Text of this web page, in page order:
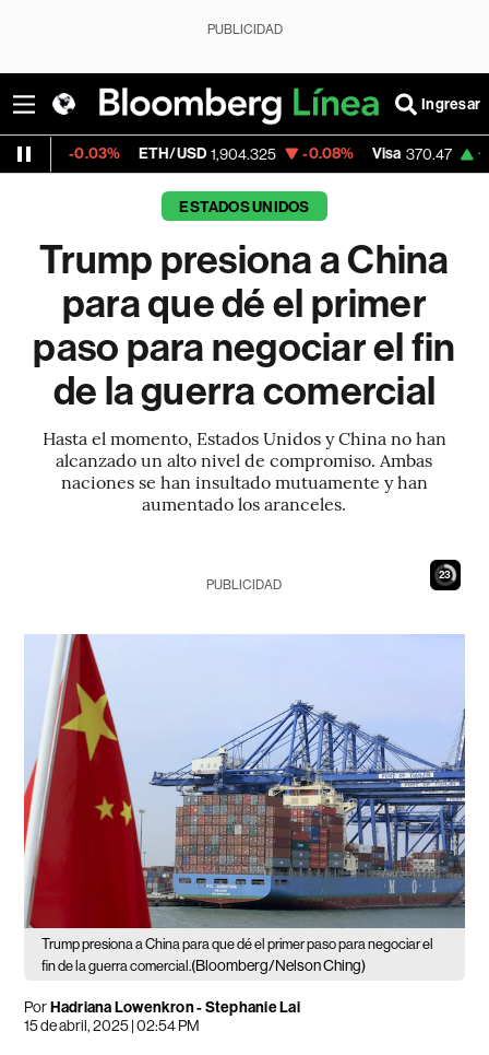
PUBLICIDAD
Ingresar
ETH/USD 1,904.325 -0.08% Visa 370.47 +0.52%
ESTADOS UNIDOS
Trump presiona a China
para que dé el primer
paso para negociar el fin
de la guerra comercial
Hasta el momento, Estados Unidos y China no han
alcanzado un alto nivel de compromiso. Ambas
naciones se han insultado mutuamente y han
aumentado los aranceles.
21
PUBLICIDAD
Trump presiona a China para que dé el primer paso para negociar el
fin de la guerra comercial.(Bloomberg/Nelson Ching)
PorHadriana Lowenkron - Stephanie Lai
15 de abril, 2025 | 02:54 PM